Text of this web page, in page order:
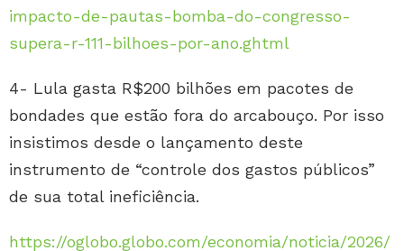
impacto-de-pautas-bomba-do-congresso-
supera-r-111-bilhoes-por-ano.ghtml
4- Lula gasta R$200 bilhões em pacotes de
bondades que estão fora do arcabouço. Por isso
insistimos desde o lançamento deste
instrumento de “controle dos gastos públicos”
de sua total ineficiência.
https://oglobo.globo.com/economia/noticia/2026/